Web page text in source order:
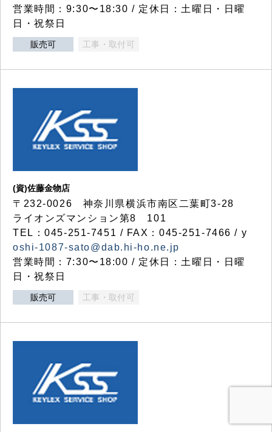
営業時間：9:30〜18:30 / 定休日：土曜日・日曜
日・祝祭日
販売可 工事・取付可
(資)佐藤金物店
〒232-0026 神奈川県横浜市南区二葉町3-28
ライオンズマンション第8 101
TEL：045-251-7451 / FAX：045-251-7466 / y
oshi-1087-sato@dab.hi-ho.ne.jp
営業時間：7:30〜18:00 / 定休日：土曜日・日曜
日・祝祭日
販売可 工事・取付可